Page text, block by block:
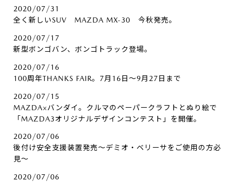
2020/07/31
全く新しいSUV MAZDA MX-30 今秋発売。
2020/07/17
新型ボンゴバン、ボンゴトラック登場。
2020/07/16
100周年THANKS FAIR。7月16日～9月27日まで
2020/07/15
MAZDA×バンダイ。クルマのペーパークラフトとぬり絵で
「MAZDA3オリジナルデザインコンテスト」を開催。
2020/07/06
後付け安全支援装置発売～デミオ・ベリーサをご使用の方必
見～
2020/07/06